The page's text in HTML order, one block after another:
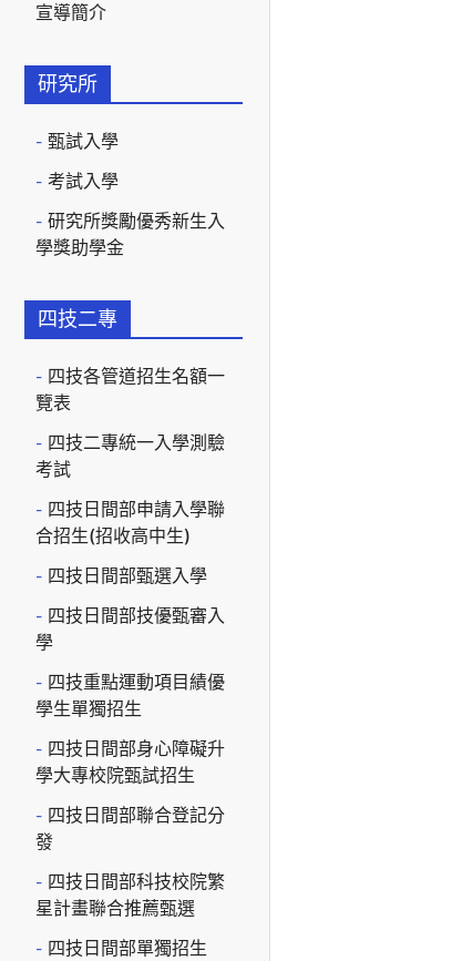
宣導簡介
研究所
甄試入學
考試入學
研究所獎勵優秀新生入
學獎助學金
四技二專
四技各管道招生名額一
覽表
四技二專統一入學測驗
考試
四技日間部申請入學聯
合招生(招收高中生)
四技日間部甄選入學
四技日間部技優甄審入
學
四技重點運動項目績優
學生單獨招生
四技日間部身心障礙升
學大專校院甄試招生
四技日間部聯合登記分
發
四技日間部科技校院繁
星計畫聯合推薦甄選
四技日間部單獨招生